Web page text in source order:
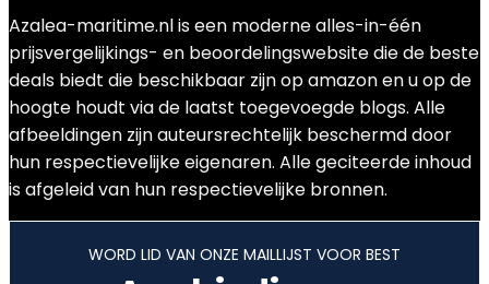
Azalea-maritime.nl is een moderne alles-in-één
prijsvergelijkings- en beoordelingswebsite die de beste
deals biedt die beschikbaar zijn op amazon en u op de
hoogte houdt via de laatst toegevoegde blogs. Alle
afbeeldingen zijn auteursrechtelijk beschermd door
hun respectievelijke eigenaren. Alle geciteerde inhoud
is afgeleid van hun respectievelijke bronnen.
WORD LID VAN ONZE MAILLIJST VOOR BEST